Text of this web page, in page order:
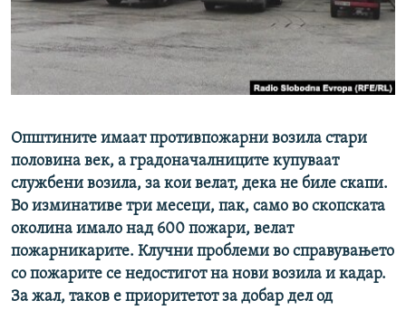
РСЕ веб страници
Општините имаат противпожарни возила стари
половина век, а градоначалниците купуваат
службени возила, за кои велат, дека не биле скапи.
Во изминативе три месеци, пак, само во скопската
околина имало над 600 пожари, велат
пожарникарите. Клучни проблеми во справувањето
со пожарите се недостигот на нови возила и кадар.
За жал, таков е приоритетот за добар дел од